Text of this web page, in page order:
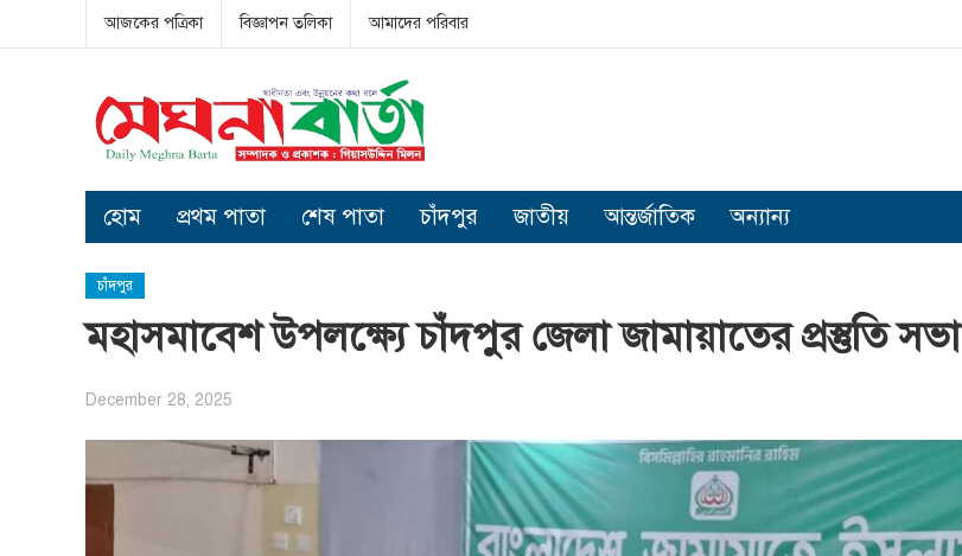
আজকের পত্রিকা বিজ্ঞাপন তলিকা আমাদের পরিবার
হোম প্রথম পাতা শেষ পাতা চাঁদপুর জাতীয় আন্তর্জাতিক অন্যান্য
চাঁদপুর
মহাসমাবেশ উপলক্ষ্যে চাঁদপুর জেলা জামায়াতের প্রস্তুতি সভা
December 28, 2025